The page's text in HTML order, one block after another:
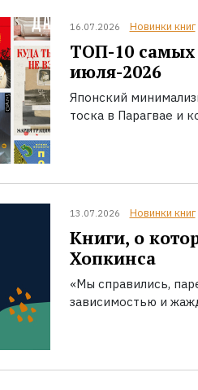
16.07.2026 Новинки книг
ТОП-10
июля-2026
Японский
тоска в Парагвае и
13.07.2026 Новинки книг
Книги, о
Хопкинса
«Мы справились,
зависимостью и